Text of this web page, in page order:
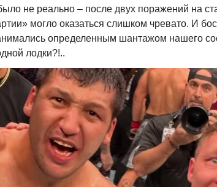
не реально – после двух поражений на
могло оказаться слишком чревато. И
определенным шантажом нашего
лодки?!..